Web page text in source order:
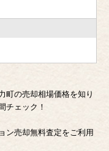
町の売却相場価格を知り
チェック！
ン売却無料査定をご利用